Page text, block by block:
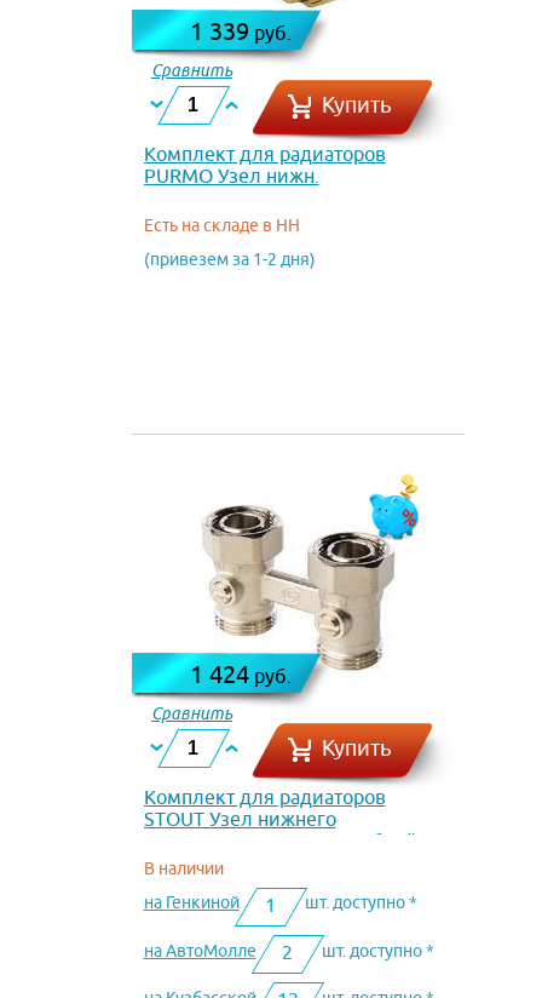
1 339 руб.
Сравнить
Купить
Комплект для радиаторов
PURMO Узел нижн.
127 прямой 1/2 х 3/4
Есть на складе в НН
(привезем за 1-2 дня)
1 424 руб.
Сравнить
Купить
Комплект для радиаторов
STOUT Узел нижнего
подключения для 2х трубной
системы прямой 3/4 SVH 0002
В наличии
на Генкиной
1 шт. доступно *
на АвтоМолле 2 шт. доступно *